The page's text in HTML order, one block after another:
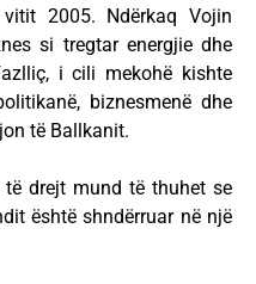
2005. Ndërkaq Vojin
si tregtar energjie dhe
i cili mekohë kishte
biznesmenë dhe
të Ballkanit.
drejt mund të thuhet se
është shndërruar në një